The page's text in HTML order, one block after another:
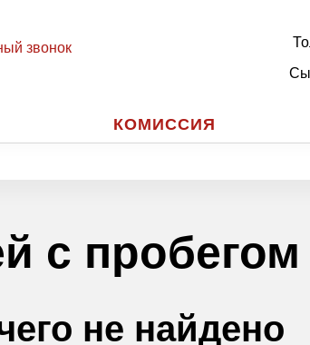
звонок
КОМИССИЯ
с пробегом
не найдено